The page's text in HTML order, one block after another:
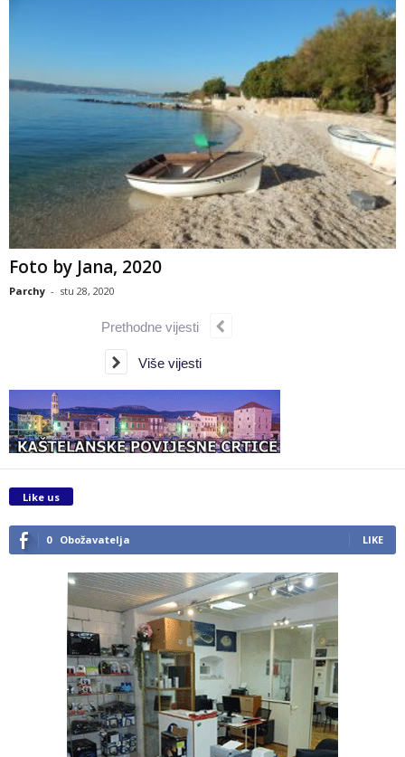
Foto by Jana, 2020
Parchy - stu 28, 2020
Prethodne vijesti
Više vijesti
Like us
0 Obožavatelja LIKE